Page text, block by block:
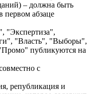
– должна быть
первом абзаце
"Экспертиза",
"Власть", "Выборы",
публикуются на
с
републикация и